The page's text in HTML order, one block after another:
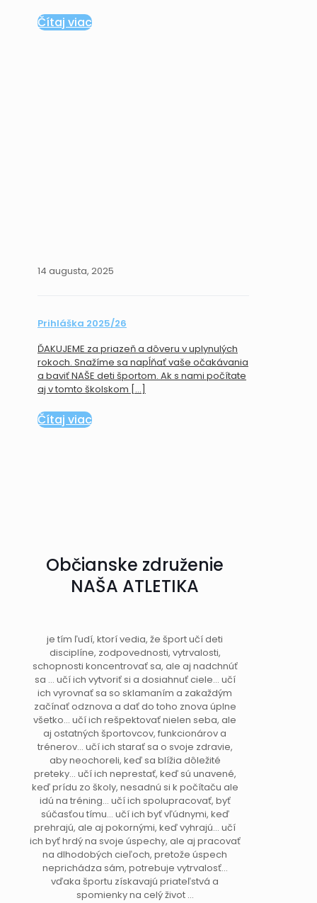
Čítaj viac
14 augusta, 2025
Prihláška 2025/26
ĎAKUJEME za priazeň a dôveru v uplynulých
rokoch. Snažíme sa napĺňať vaše očakávania
a baviť NAŠE deti športom. Ak s nami počítate
aj v tomto školskom […]
Čítaj viac
Občianske združenie
NAŠA ATLETIKA
je tím ľudí, ktorí vedia, že šport učí deti
disciplíne, zodpovednosti, vytrvalosti,
schopnosti koncentrovať sa, ale aj nadchnúť
sa … učí ich vytvoriť si a dosiahnuť ciele… učí
ich vyrovnať sa so sklamaním a zakaždým
začínať odznova a dať do toho znova úplne
všetko… učí ich rešpektovať nielen seba, ale
aj ostatných športovcov, funkcionárov a
trénerov… učí ich starať sa o svoje zdravie,
aby neochoreli, keď sa blížia dôležité
preteky… učí ich neprestať, keď sú unavené,
keď prídu zo školy, nesadnú si k počítaču ale
idú na tréning… učí ich spolupracovať, byť
súčasťou tímu… učí ich byť vľúdnymi, keď
prehrajú, ale aj pokornými, keď vyhrajú… učí
ich byť hrdý na svoje úspechy, ale aj pracovať
na dlhodobých cieľoch, pretože úspech
neprichádza sám, potrebuje vytrvalosť…
vďaka športu získavajú priateľstvá a
spomienky na celý život …